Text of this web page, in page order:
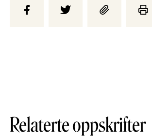
Relaterte oppskrifter